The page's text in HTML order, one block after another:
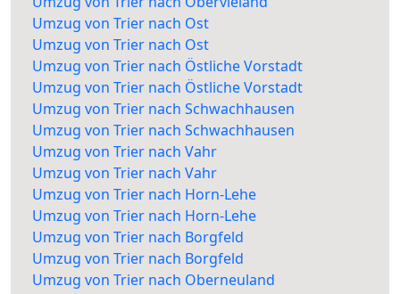
Umzug von Trier nach Ost
Umzug von Trier nach Ost
Umzug von Trier nach Östliche Vorstadt
Umzug von Trier nach Östliche Vorstadt
Umzug von Trier nach Schwachhausen
Umzug von Trier nach Schwachhausen
Umzug von Trier nach Vahr
Umzug von Trier nach Vahr
Umzug von Trier nach Horn-Lehe
Umzug von Trier nach Horn-Lehe
Umzug von Trier nach Borgfeld
Umzug von Trier nach Borgfeld
Umzug von Trier nach Oberneuland